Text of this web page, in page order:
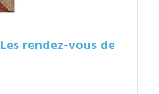
rendez-vous de